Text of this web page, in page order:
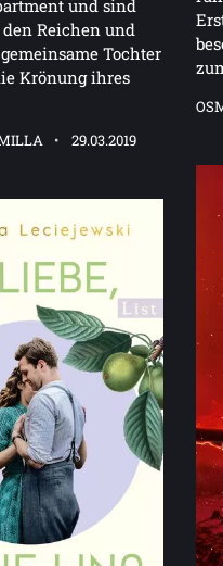
und sind
Reichen und
Tochter
Krönung ihres
29.03.2019